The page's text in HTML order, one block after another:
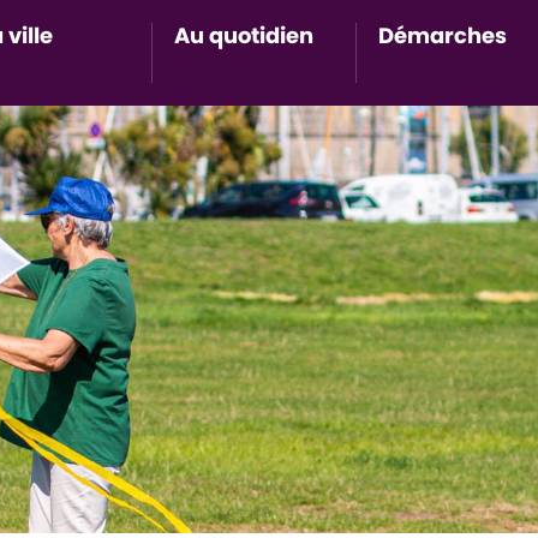
ville Au quotidien
Accès au sous-menu de
Démarches
Accès